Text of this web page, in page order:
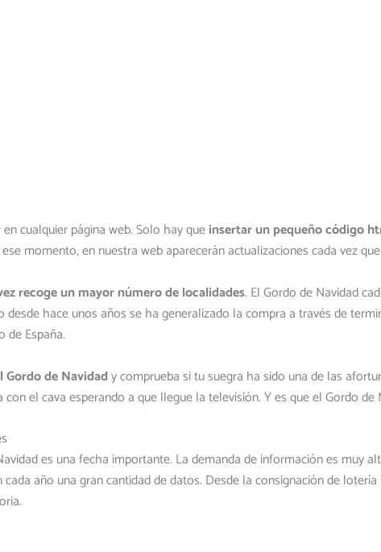
cualquier página web. Solo hay queinsertar un pequeño código
momento, en nuestra web aparecerán actualizaciones cada vez
recoge un mayor número de localidades. El Gordo de Navidad
desde hace unos años se ha generalizado la compra a través de
de España.
de Navidady comprueba si tu suegra ha sido una de las
el cava esperando a que llegue la televisión. Y es que el Gordo
es una fecha importante. La demanda de información es muy
cada año una gran cantidad de datos. Desde la consignación de